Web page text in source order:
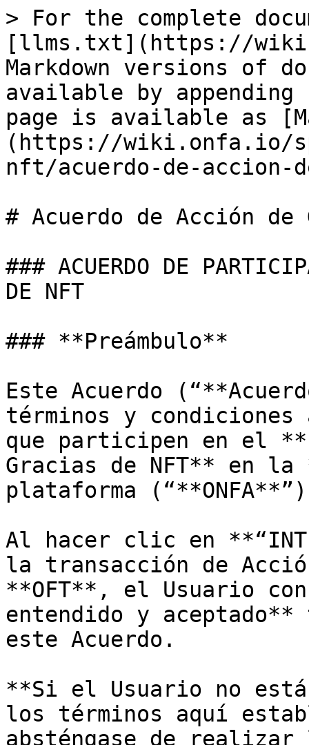
> For the complete
[llms.txt](https://
Markdown versions of
available by
page is available as
(https://wiki.onfa.io/
nft/acuerdo-de-
# Acuerdo de Acción de
### ACUERDO DE
DE NFT
### **Preámbulo**
Este Acuerdo
términos y
que participen en el
Gracias de NFT** en la
plataforma
Al hacer clic en
la transacción de
**OFT**, el Usuario
entendido y
este Acuerdo.
**Si el Usuario no está
los términos aquí
absténgase de